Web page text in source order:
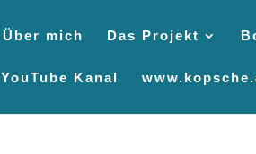
Über mich Das Projekt
YouTube Kanal